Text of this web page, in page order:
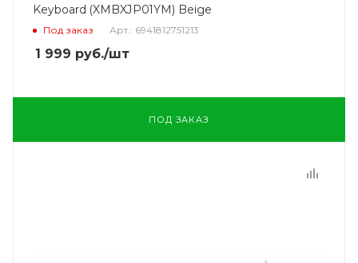
Keyboard (XMBXJP01YM) Beige
Под заказ Арт.: 6941812751213
1 999 руб./шт
ПОД ЗАКАЗ